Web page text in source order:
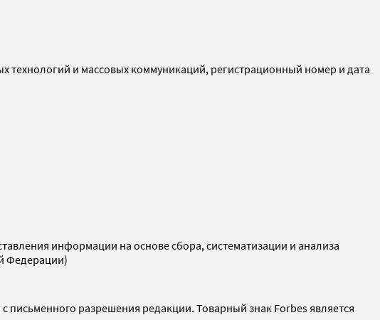
и массовых коммуникаций, регистрационный номер и дата
информации на основе сбора, систематизации и анализа
Федерации)
разрешения редакции. Товарный знак Forbes является